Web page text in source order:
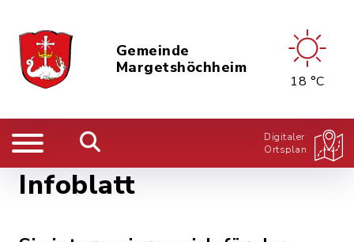
Gemeinde
Margetshöchheim
18 °C
Digitaler
Ortsplan
Infoblatt